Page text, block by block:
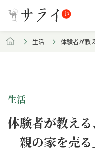
生活 体験者が教
生活
体験者が教え
「親の家を売